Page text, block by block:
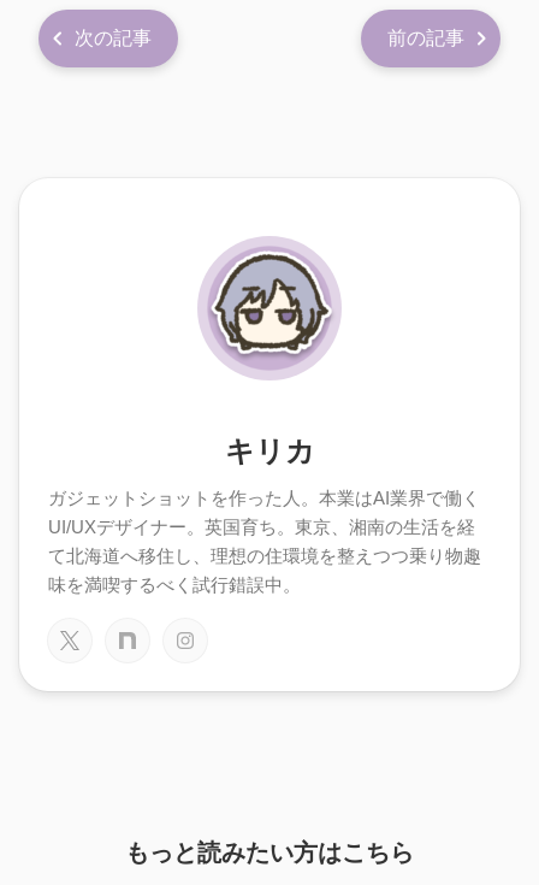
次の記事 前の記事
キリカ
ガジェットショットを作った人。本業はAI業界で働く
UI/UXデザイナー。英国育ち。東京、湘南の生活を経
て北海道へ移住し、理想の住環境を整えつつ乗り物趣
味を満喫するべく試行錯誤中。
もっと読みたい方はこちら